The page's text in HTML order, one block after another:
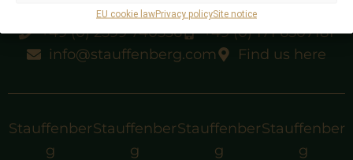
EU cookie lawPrivacy policySite notice
+49 (0) 2599 740536
+49 (0) 171 6507181
info@stauffenberg.com
Find us here
Stauffenber
g
Stauffenber
g
Stauffenber
g
Stauffenber
g